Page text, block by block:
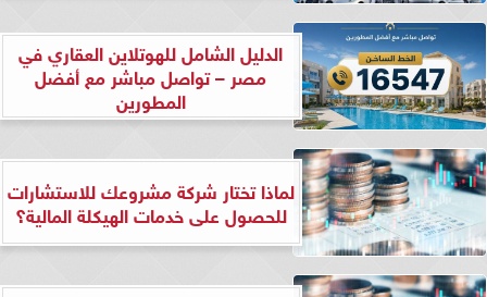
الدليل الشامل للهوتلاين العقاري في
مصر – تواصل مباشر مع أفضل
المطورين
لماذا تختار شركة مشروعك للاستشارات
للحصول على خدمات الهيكلة المالية؟